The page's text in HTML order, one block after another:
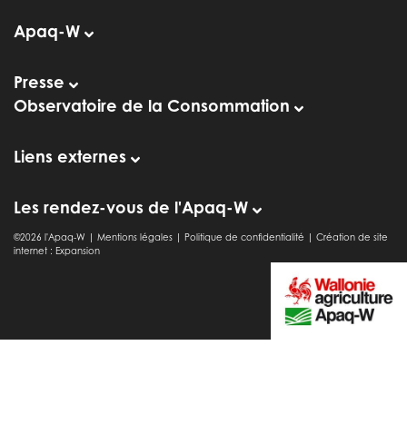
Apaq-W
Presse
Observatoire de la Consommation
Liens externes
Les rendez-vous de l'Apaq-W
©2026 l'Apaq-W | Mentions légales | Politique de confidentialité | Création de site
internet : Expansion